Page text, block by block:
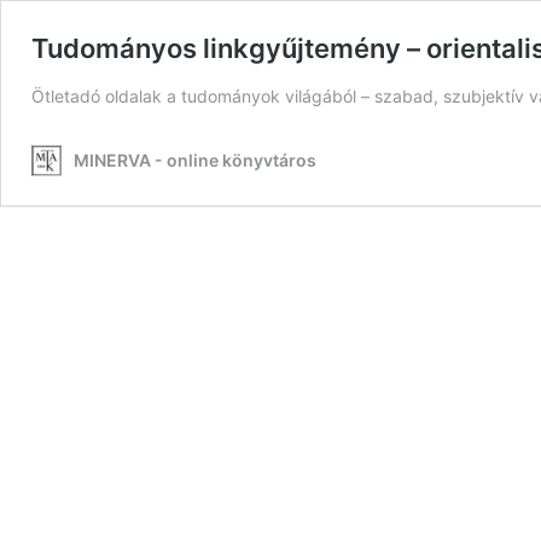
Tudományos linkgyűjtemény –
Ötletadó oldalak a tudományok világából – szabad, szubjektív
MINERVA - online könyvtáros